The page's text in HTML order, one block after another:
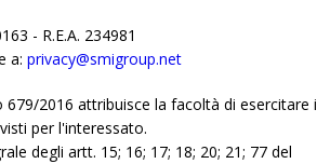
- R.E.A. 234981
a: privacy@smigroup.net
679/2016 attribuisce la facoltà di esercitare i
per l'interessato.
degli artt. 15; 16; 17; 18; 20; 21; 77 del